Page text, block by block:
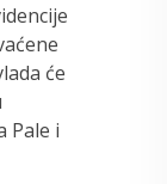
će
Pale i